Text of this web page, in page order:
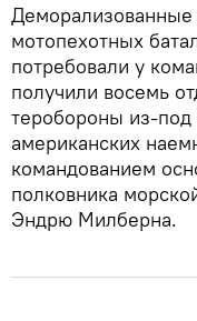
мотопехотных
потребовали у
получили восемь
теробороны из-под
американских
командованием
полковника
Эндрю Милберна.